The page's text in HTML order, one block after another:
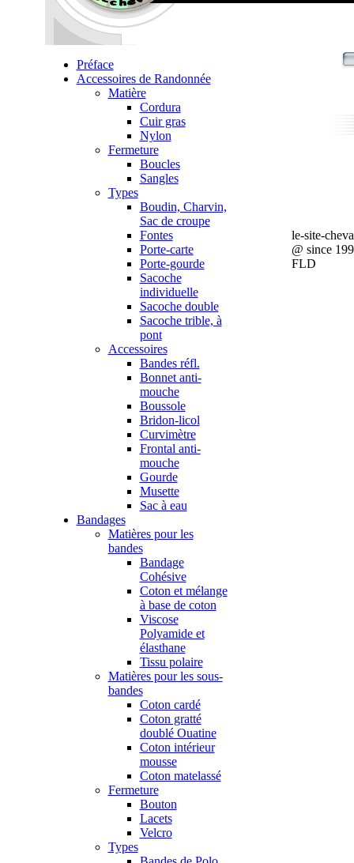
Préface
Accessoires de Randonnée
Matière
Cordura
Cuir gras
Nylon
Fermeture
Boucles
Sangles
Types
Boudin, Charvin,
Sac de croupe
Fontes
Porte-carte
Porte-gourde
Sacoche
individuelle
Sacoche double
Sacoche trible, à
pont
Accessoires
Bandes réfl.
Bonnet anti-
mouche
Boussole
Bridon-licol
Curvimètre
Frontal anti-
mouche
Gourde
Musette
Sac à eau
Bandages
Matières pour les
bandes
Bandage
Cohésive
Coton et mélange
à base de coton
Viscose
Polyamide et
élasthane
Tissu polaire
Matières pour les sous-
bandes
Coton cardé
Coton gratté
doublé Ouatine
Coton intérieur
mousse
Coton matelassé
Fermeture
Bouton
Lacets
Velcro
Types
le-site-
@ since
FLD